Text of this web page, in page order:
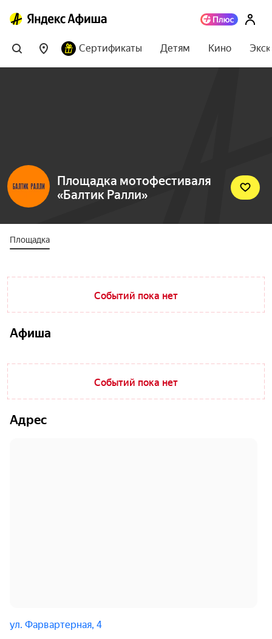
Сертификаты Детям Кино
Площадка мотофестиваля
«Балтик Ралли»
Площадка
Событий пока нет
Афиша
Событий пока нет
Адрес
ул. Фарвартерная, 4